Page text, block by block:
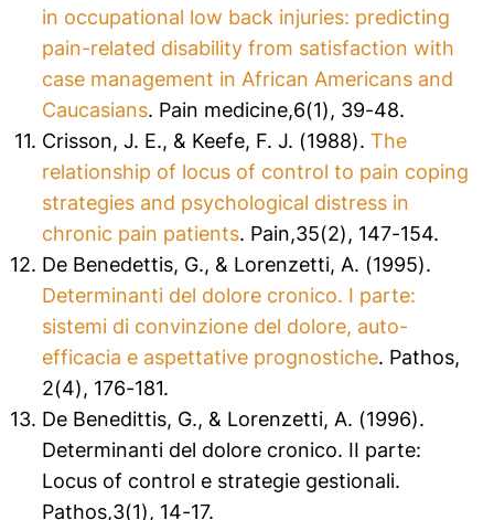
in occupational low back injuries: predicting
pain-related disability from satisfaction with
case management in African Americans and
Caucasians. Pain medicine,6(1), 39-48.
Crisson, J. E., & Keefe, F. J. (1988). The
relationship of locus of control to pain coping
strategies and psychological distress in
chronic pain patients. Pain,35(2), 147-154.
De Benedettis, G., & Lorenzetti, A. (1995).
Determinanti del dolore cronico. I parte:
sistemi di convinzione del dolore, auto-
efficacia e aspettative prognostiche. Pathos,
2(4), 176-181.
De Benedittis, G., & Lorenzetti, A. (1996).
Determinanti del dolore cronico. II parte:
Locus of control e strategie gestionali.
Pathos,3(1), 14-17.